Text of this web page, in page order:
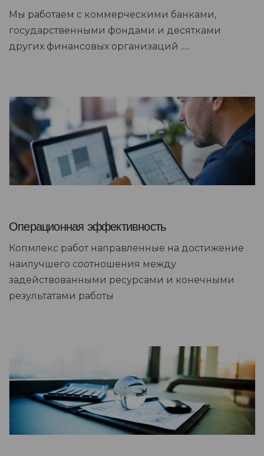
Мы работаем с коммерческими банками,
государственными фондами и десятками
других финансовых организаций .....
Операционная эффективность
Копмлекс работ направленные на достижение
наилучшего соотношения между
задействованными ресурсами и конечными
результатами работы